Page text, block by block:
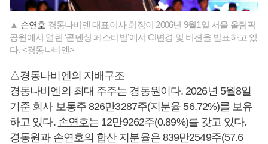
▲ 손연호 경동나비엔 대표이사 회장이 2006년 9월1일 서울 올림픽
공원에서 열린 ‘콘덴싱 페스티벌’에서 CI변경 및 비젼을 발표하고 있
다. <경동나비엔>
△경동나비엔의 지배구조
경동나비엔의 최대 주주는 경동원이다. 2026년 5월8일
기준 회사 보통주 826만3287주(지분율 56.72%)를 보유
하고 있다. 손연호는 12만9262주(0.89%)를 갖고 있다.
경동원과 손연호의 합산 지분율은 839만2549주(57.6